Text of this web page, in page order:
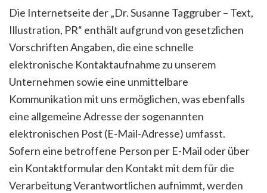
Die Internetseite der „Dr. Susanne Taggruber – Text,
Illustration, PR“ enthält aufgrund von gesetzlichen
Vorschriften Angaben, die eine schnelle
elektronische Kontaktaufnahme zu unserem
Unternehmen sowie eine unmittelbare
Kommunikation mit uns ermöglichen, was ebenfalls
eine allgemeine Adresse der sogenannten
elektronischen Post (E-Mail-Adresse) umfasst.
Sofern eine betroffene Person per E-Mail oder über
ein Kontaktformular den Kontakt mit dem für die
Verarbeitung Verantwortlichen aufnimmt, werden